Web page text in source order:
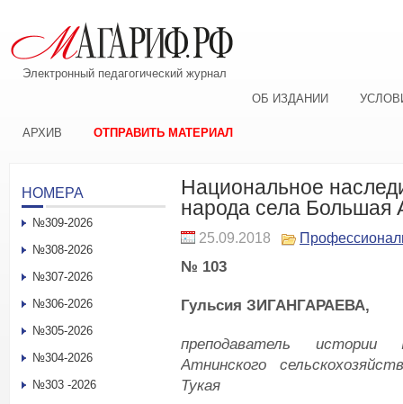
Электронный педагогический журнал
ОБ ИЗДАНИИ
АРХИВ ОТПРАВИТЬ МАТЕРИАЛ
Национальное
народа села Большая
25.09.2018
№ 103
Гульсия ЗИГАНГАРАЕВА,
преподаватель истории
Атнинского
Тукая
НОМЕРА
№309-2026
№308-2026
№307-2026
№306-2026
№305-2026
№304-2026
№303 -2026